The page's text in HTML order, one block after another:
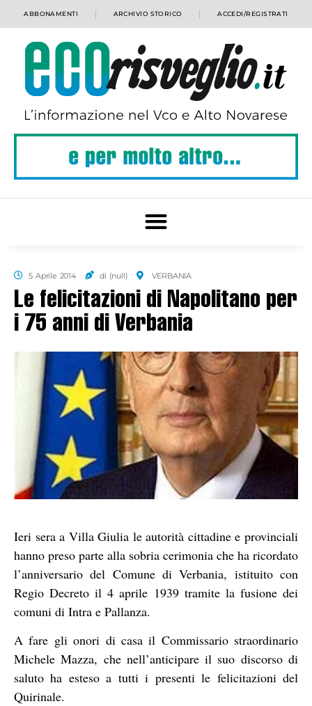
ABBONAMENTI ARCHIVIO STORICO ACCEDI/REGISTRATI
5 Aprile 2014 di (null) VERBANIA
Le felicitazioni di Napolitano per
i 75 anni di Verbania
Ieri sera a Villa Giulia le autorità cittadine e provinciali
hanno preso parte alla sobria cerimonia che ha ricordato
l’anniversario del Comune di Verbania, istituito con
Regio Decreto il 4 aprile 1939 tramite la fusione dei
comuni di Intra e Pallanza.
A fare gli onori di casa il Commissario straordinario
Michele Mazza, che nell’anticipare il suo discorso di
saluto ha esteso a tutti i presenti le felicitazioni del
Quirinale.